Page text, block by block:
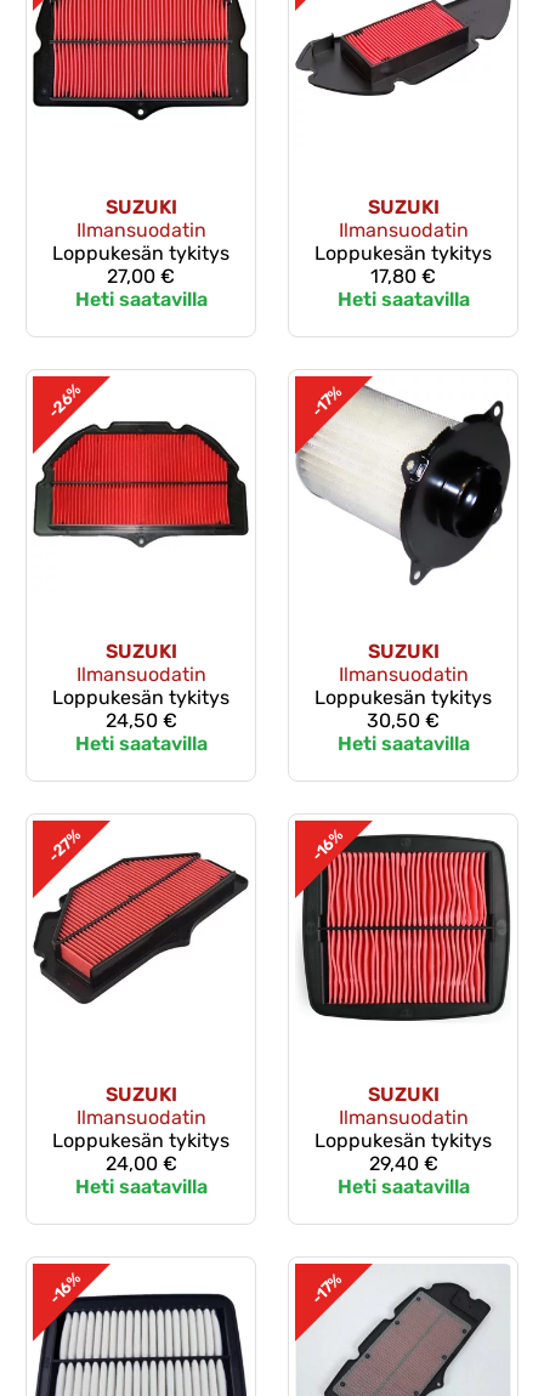
SUZUKI
Ilmansuodatin
Loppukesän tykitys
27,00 €
Heti saatavilla
SUZUKI
Ilmansuodatin
Loppukesän tykitys
17,80 €
Heti saatavilla
-26%
SUZUKI
Ilmansuodatin
Loppukesän tykitys
24,50 €
Heti saatavilla
-17%
SUZUKI
Ilmansuodatin
Loppukesän tykitys
30,50 €
Heti saatavilla
-27%
SUZUKI
Ilmansuodatin
Loppukesän tykitys
24,00 €
Heti saatavilla
-16%
SUZUKI
Ilmansuodatin
Loppukesän tykitys
29,40 €
Heti saatavilla
-16% -17%